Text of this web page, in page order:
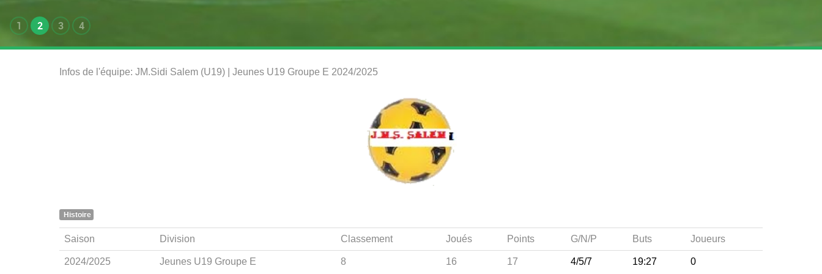
1 2 3 4
Infos de l'équipe: JM.Sidi Salem (U19) | Jeunes U19 Groupe E 2024/2025
Histoire
Saison Division Classement Joués Points G/N/P Buts Joueurs
2024/2025 Jeunes U19 Groupe E 8 16 17 4/5/7 19:27 0